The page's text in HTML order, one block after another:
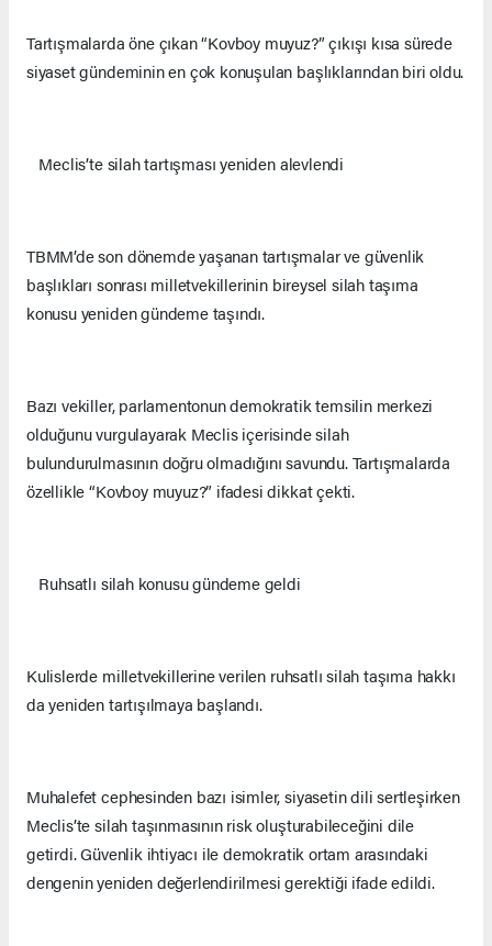
Tartışmalarda öne çıkan “Kovboy muyuz?” çıkışı kısa sürede
siyaset gündeminin en çok konuşulan başlıklarından biri oldu.
Meclis’te silah tartışması yeniden alevlendi
TBMM’de son dönemde yaşanan tartışmalar ve güvenlik
başlıkları sonrası milletvekillerinin bireysel silah taşıma
konusu yeniden gündeme taşındı.
Bazı vekiller, parlamentonun demokratik temsilin merkezi
olduğunu vurgulayarak Meclis içerisinde silah
bulundurulmasının doğru olmadığını savundu. Tartışmalarda
özellikle “Kovboy muyuz?” ifadesi dikkat çekti.
Ruhsatlı silah konusu gündeme geldi
Kulislerde milletvekillerine verilen ruhsatlı silah taşıma hakkı
da yeniden tartışılmaya başlandı.
Muhalefet cephesinden bazı isimler, siyasetin dili sertleşirken
Meclis’te silah taşınmasının risk oluşturabileceğini dile
getirdi. Güvenlik ihtiyacı ile demokratik ortam arasındaki
dengenin yeniden değerlendirilmesi gerektiği ifade edildi.